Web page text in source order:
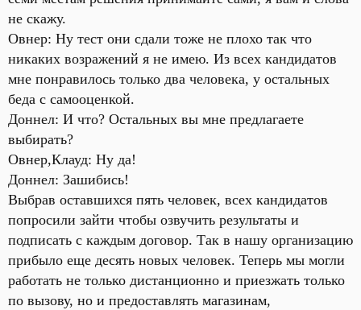
не скажу.
Овнер: Ну тест они сдали тоже не плохо так что
никаких возражений я не имею. Из всех кандидатов
мне понравилось только два человека, у остальных
беда с самооценкой.
Доннел: И что? Остальных вы мне предлагаете
выбирать?
Овнер,Клауд: Ну да!
Доннел: Зашибись!
Выбрав оставшихся пять человек, всех кандидатов
попросили зайти чтобы озвучить результаты и
подписать с каждым договор. Так в нашу организацию
прибыло еще десять новых человек. Теперь мы могли
работать не только дистанционно и приезжать только
по вызову, но и предоставлять магазинам,